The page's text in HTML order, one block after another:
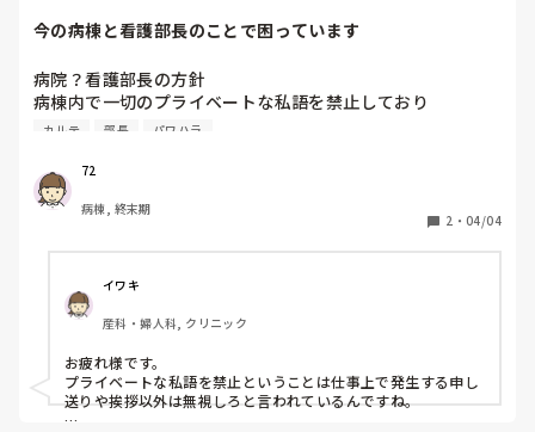
今の病棟と看護部長のことで困っています
病院？看護部長の方針
病棟内で一切のプライベートな私語を禁止しており
目についたら主任たちが看護部長へチクリをいれます
出し
ほんの些細な会話ですら許されない
利害関係ということばをたまに聞きます
学生から育て上げた看護ばかりで人員を揃えているので
ここの病棟の看護は一般の仕事場を知らずこの光景が当たり
前と認識しています
夜勤明けで主任たちに捕まりました
主任たちから詰所で2対1で注意？説教を受けました
新人さんと仲良くなりたくてカルテ書き中に食べ物の話をサ
ラッとしただけです
調子こいてきたと主任たちから言われました
カルテ 部長 パワハラ
72
病棟, 終末期
2 ・ 04/04
イワキ
産科・婦人科, クリニック
お疲れ様です。
プライベートな私語を禁止ということは仕事上で発生する申し
送りや挨拶以外は無視しろと言われているんですね。